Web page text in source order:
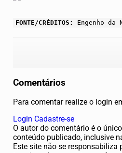
FONTE/CRÉDITOS: Engenho da
Comentários
Para comentar realize o login
Login Cadastre-se
O autor do comentário é o
conteúdo publicado, inclusive
Este site não se responsabiliza